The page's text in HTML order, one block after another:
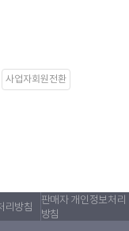
사업자회원전환
리방침
판매자 개인정보처리
방침